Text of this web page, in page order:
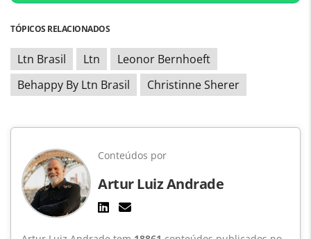
TÓPICOS RELACIONADOS
Ltn Brasil Ltn
Leonor Bernhoeft
Behappy By Ltn Brasil
Christinne Sherer
Conteúdos por
Artur Luiz Andrade